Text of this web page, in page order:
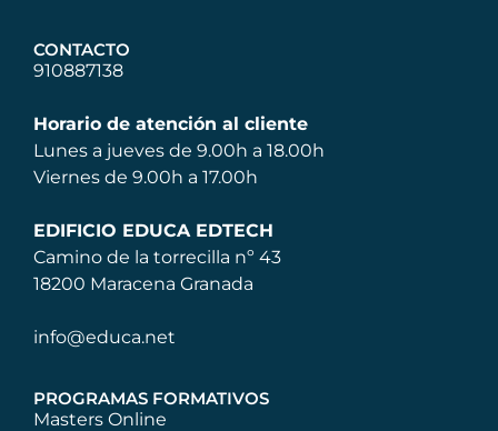
CONTACTO
910887138
Horario de atención al cliente
Lunes a jueves de 9.00h a 18.00h
Viernes de 9.00h a 17.00h
EDIFICIO EDUCA EDTECH
Camino de la torrecilla nº 43
18200 Maracena Granada
info@educa.net
PROGRAMAS FORMATIVOS
Masters Online